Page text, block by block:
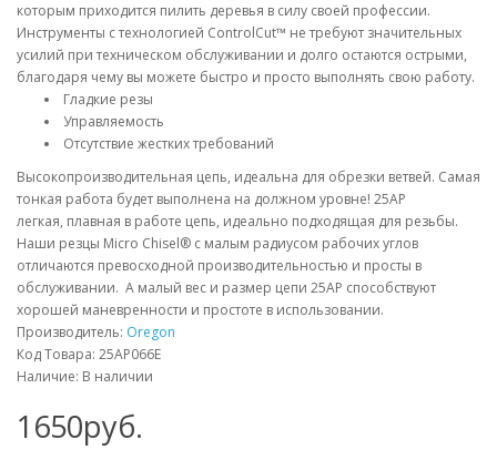
которым приходится пилить деревья в силу своей профессии.
Инструменты с технологией ControlCut™ не требуют значительных
усилий при техническом обслуживании и долго остаются острыми,
благодаря чему вы можете быстро и просто выполнять свою работу.
Гладкие резы
Управляемость
Отсутствие жестких требований
Высокопроизводительная цепь, идеальна для обрезки ветвей. Самая
тонкая работа будет выполнена на должном уровне! 25AP
легкая, плавная в работе цепь, идеально подходящая для резьбы.
Наши резцы Micro Chisel® с малым радиусом рабочих углов
отличаются превосходной производительностью и просты в
обслуживании. А малый вес и размер цепи 25AP способствуют
хорошей маневренности и простоте в использовании.
Производитель: Oregon
Код Товара: 25AP066E
Наличие: В наличии
1650руб.